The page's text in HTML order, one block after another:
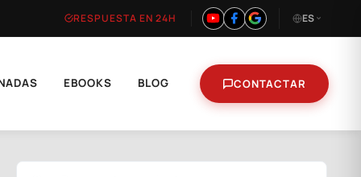
RESPUESTA EN 24H ES
EBOOKS BLOG CONTACTAR